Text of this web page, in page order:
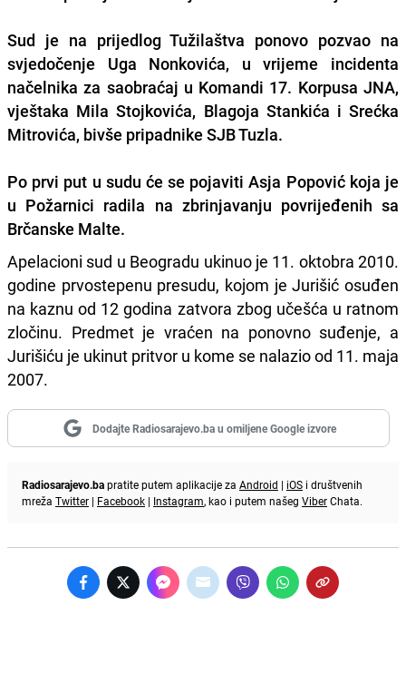
Sud je na prijedlog Tužilaštva ponovo pozvao na
svjedočenje Uga Nonkovića, u vrijeme incidenta
načelnika za saobraćaj u Komandi 17. Korpusa JNA,
vještaka Mila Stojkovića, Blagoja Stankića i Srećka
Mitrovića, bivše pripadnike SJB Tuzla.
Po prvi put u sudu će se pojavitiAsja Popovićkoja je
u Požarnici radila na zbrinjavanju povrijeđenih sa
Brčanske Malte.
Apelacioni sud u Beogradu ukinuo je 11. oktobra 2010.
godine prvostepenu presudu, kojom je Jurišić osuđen
na kaznu od 12 godina zatvora zbog učešća u ratnom
zločinu. Predmet je vraćen na ponovno suđenje, a
Jurišiću je ukinut pritvor u kome se nalazio od 11. maja
2007.
Dodajte Radiosarajevo.ba u omiljene Google izvore
Radiosarajevo.bapratite putem aplikacije za Android | iOS i društvenih
mreža Twitter | Facebook | Instagram, kao i putem našeg ViberChata.